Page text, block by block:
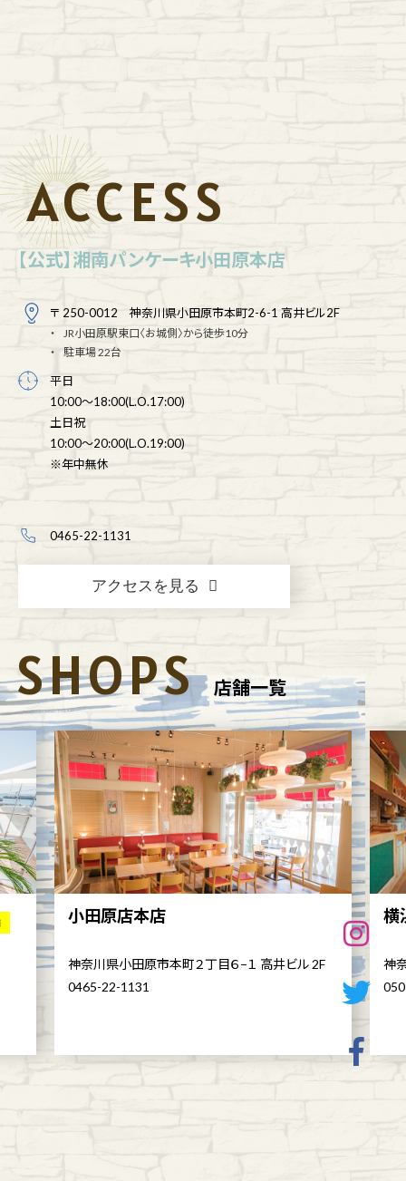
ACCESS
【公式】湘南パンケーキ小田原本店
〒 250-0012 神奈川県小田原市本町2-6-1 高井ビル2F
JR小田原駅東口〈お城側〉から徒歩10分
駐車場 22台
平日
10:00～18:00(L.O.17:00)
土日祝
10:00～20:00(L.O.19:00)
※年中無休
0465-22-1131
アクセスを見る
SHOPS 店舗一覧
小田原店本店
神奈川県小田原市本町２丁目６−１ 高井ビル 2F
0465-22-1131
横
神